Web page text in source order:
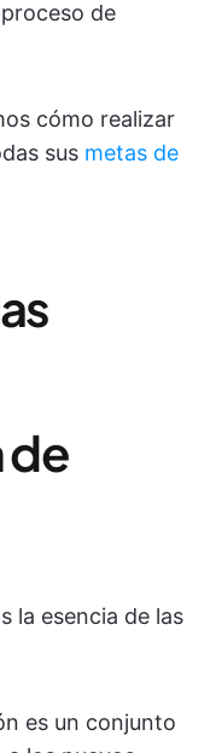
de
cómo realizar
sus metas de
de
la esencia de las
es un conjunto